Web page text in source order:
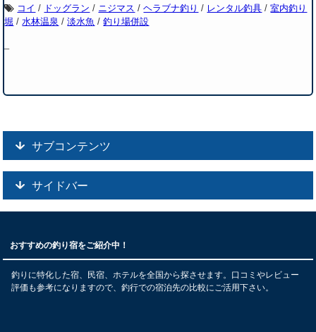
コイ / ドッグラン / ニジマス /ヘラブナ釣り / レンタル釣具 /室内釣り
堀 /水林温泉 /淡水魚 /釣り場併設
–
サブコンテンツ
サイドバー
おすすめの釣り宿をご紹介中！
釣りに特化した宿、民宿、ホテルを全国から探させます。口コミやレビュー
評価も参考になりますので、釣行での宿泊先の比較にご活用下さい。